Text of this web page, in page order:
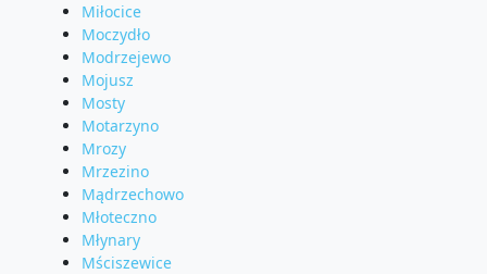
Miłocice
Moczydło
Modrzejewo
Mojusz
Mosty
Motarzyno
Mrozy
Mrzezino
Mądrzechowo
Młoteczno
Młynary
Mściszewice